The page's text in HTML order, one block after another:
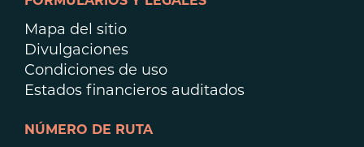
Mapa del sitio
Divulgaciones
Condiciones de uso
Estados financieros auditados
NÚMERO DE RUTA